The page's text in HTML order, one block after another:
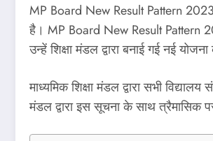
MP Board New Result Pattern
है। MP Board New Result Pattern
उन्हें शिक्षा मंडल द्वारा बनाई गई नई
माध्यमिक शिक्षा मंडल द्वारा सभी
मंडल द्वारा इस सूचना के साथ त्रैमासिक